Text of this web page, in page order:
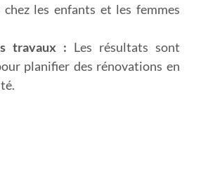
les enfants et les femmes
travaux : Les résultats sont
planifier des rénovations en